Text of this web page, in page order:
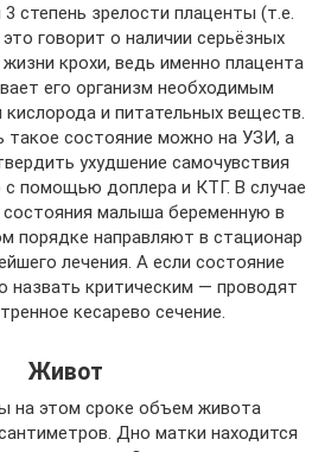
степень зрелости плаценты (т.е.
говорит о наличии серьёзных
крохи, ведь именно плацента
его организм необходимым
кислорода и питательных веществ.
такое состояние можно на УЗИ, а
ухудшение самочувствия
помощью доплера и КТГ. В случае
состояния малыша беременную в
порядке направляют в стационар
лечения. А если состояние
назвать критическим — проводят
кесарево сечение.
Живот
на этом сроке объем живота
Дно матки находится